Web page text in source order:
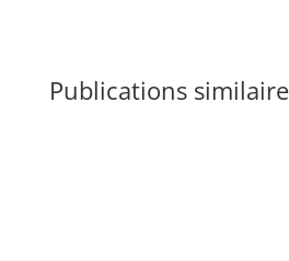
Publications